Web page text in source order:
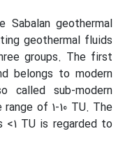
Sabalan geothermal
geothermal fluids
groups. The first
belongs to modern
called sub-modern
of 1-10 TU. The
<1 TU is regarded to